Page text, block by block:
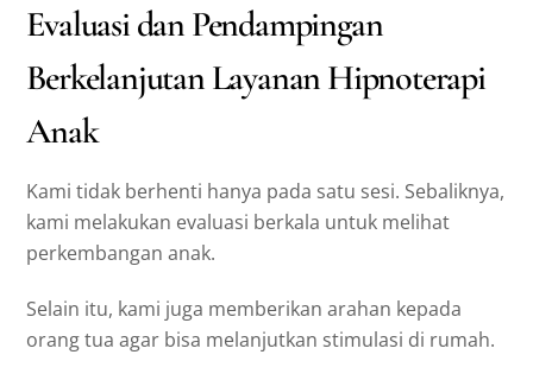
Evaluasi dan Pendampingan
Berkelanjutan Layanan Hipnoterapi
Anak
Kami tidak berhenti hanya pada satu sesi. Sebaliknya,
kami melakukan evaluasi berkala untuk melihat
perkembangan anak.
Selain itu, kami juga memberikan arahan kepada
orang tua agar bisa melanjutkan stimulasi di rumah.